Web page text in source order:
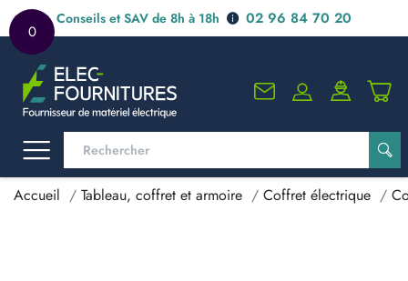
0
Conseils et SAV de 8h à 18h 02 96 84 70 20
Accueil Tableau, coffret et armoire Coffret électrique